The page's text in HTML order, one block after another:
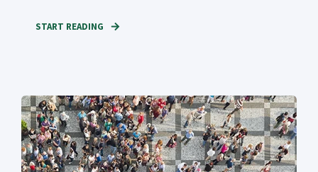
START READING